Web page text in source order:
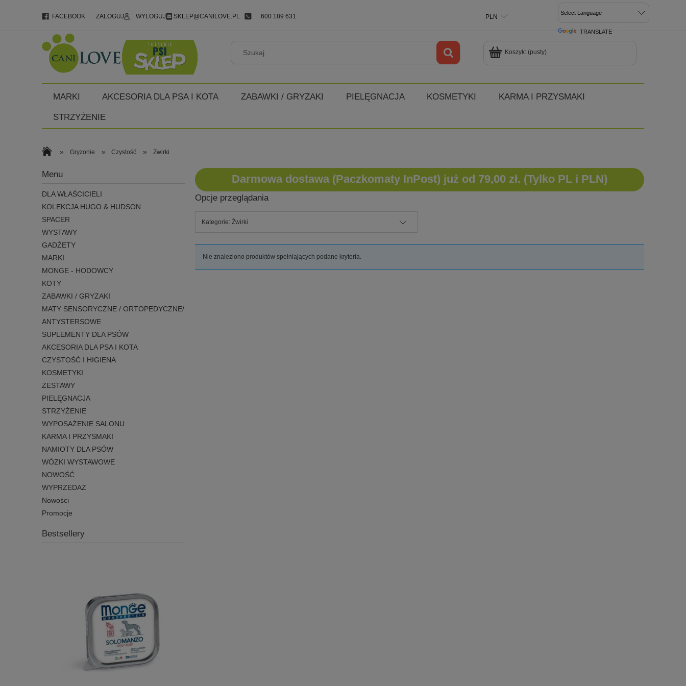
FACEBOOK 600 189 631
SKLEP@CANILOVE.PL
WYLOGUJ
ZALOGUJ
POWERED BY
TRANSLATE
Koszyk: (pusty)
MARKI AKCESORIA DLA PSA I KOTA ZABAWKI / GRYZAKI PIELĘGNACJA KOSMETYKI KARMA I PRZYSMAKI
STRZYŻENIE
» Gryzonie » Czystość » Żwirki
Menu
DLA WŁAŚCICIELI
KOLEKCJA HUGO & HUDSON
SPACER
WYSTAWY
GADŻETY
MARKI
MONGE - HODOWCY
KOTY
ZABAWKI / GRYZAKI
MATY SENSORYCZNE / ORTOPEDYCZNE/
ANTYSTERSOWE
SUPLEMENTY DLA PSÓW
AKCESORIA DLA PSA I KOTA
CZYSTOŚĆ I HIGIENA
KOSMETYKI
ZESTAWY
PIELĘGNACJA
STRZYŻENIE
WYPOSAŻENIE SALONU
KARMA I PRZYSMAKI
NAMIOTY DLA PSÓW
WÓZKI WYSTAWOWE
NOWOŚĆ
WYPRZEDAŻ
Nowości
Promocje
Bestsellery
Darmowa dostawa (Paczkomaty InPost) już od 79,00 zł. (Tylko PL i PLN)
Opcje przeglądania
Kategorie: Żwirki
Nie znaleziono produktów spełniających podane kryteria.